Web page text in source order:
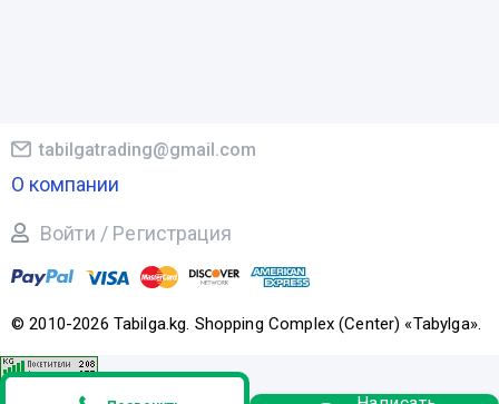
© 2010-2026 Tabilga.kg. Shopping Complex (Center) «Tabylga».
tabilgatrading@gmail.com
О компании
Войти / Регистрация